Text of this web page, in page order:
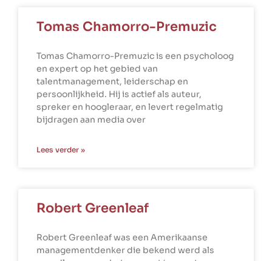
Tomas Chamorro-Premuzic
Tomas Chamorro-Premuzic is een psycholoog
en expert op het gebied van
talentmanagement, leiderschap en
persoonlijkheid. Hij is actief als auteur,
spreker en hoogleraar, en levert regelmatig
bijdragen aan media over
Lees verder »
Robert Greenleaf
Robert Greenleaf was een Amerikaanse
managementdenker die bekend werd als